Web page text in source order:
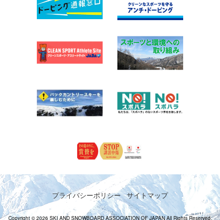
プライバシーポリシー サイトマップ
Copyright © 2026 SKI AND SNOWBOARD ASSOCIATION OF JAPAN All Rights Reserved.